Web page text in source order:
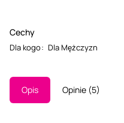
Cechy
Dla kogo: Dla Mężczyzn
Opis Opinie 5